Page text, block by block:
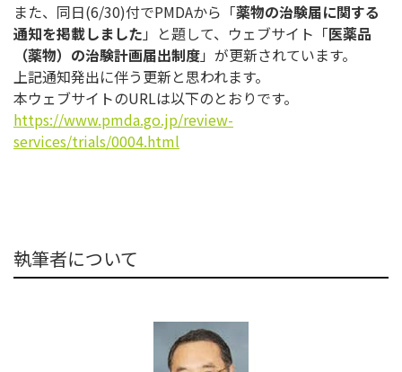
また、同日(6/30)付でPMDAから「薬物の治験届に関する
通知を掲載しました 」と題して、ウェブサイト「医薬品
（薬物） の治験計画届出制度」が更新されています。
上記通知発出に伴う更新と思われます。
本ウェブサイトのURLは以下のとおりです。
https://www.pmda.go.jp/review-
services/trials/0004.html
執筆者について